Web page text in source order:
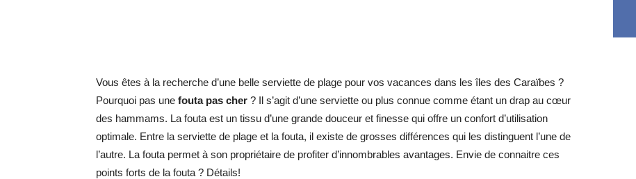
Vous êtes à la recherche d’une belle serviette de plage pour vos vacances dans les îles des Caraïbes ?
Pourquoi pas une fouta pas cher ? Il s’agit d’une serviette ou plus connue comme étant un drap au cœur
des hammams. La fouta est un tissu d’une grande douceur et finesse qui offre un confort d’utilisation
optimale. Entre la serviette de plage et la fouta, il existe de grosses différences qui les distinguent l’une de
l’autre. La fouta permet à son propriétaire de profiter d’innombrables avantages. Envie de connaitre ces
points forts de la fouta ? Détails!